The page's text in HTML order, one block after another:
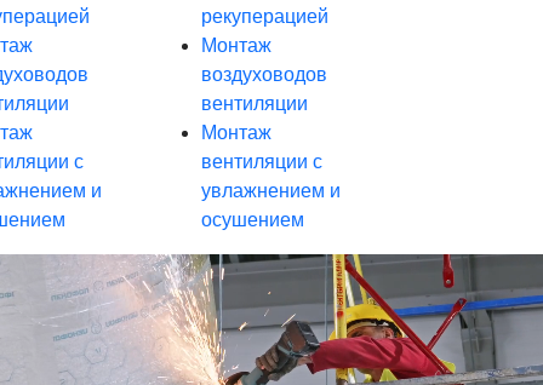
с
и
рекуперацией
Монтаж
воздуховодов
вентиляции
Монтаж
вентиляции с
увлажнением и
осушением